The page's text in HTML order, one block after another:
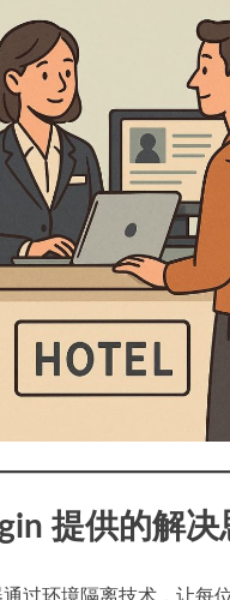
提供的解决
过环境隔离技术，让每